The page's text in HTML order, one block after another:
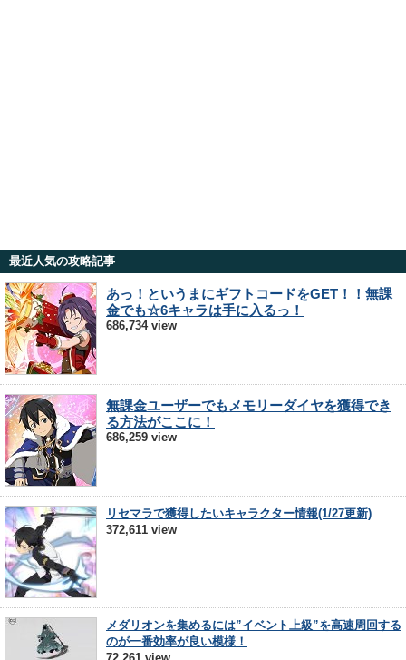
最近人気の攻略記事
あっ！というまにギフトコードをGET！！無課
金でも☆6キャラは手に入るっ！
686,734 view
無課金ユーザーでもメモリーダイヤを獲得でき
る方法がここに！
686,259 view
リセマラで獲得したいキャラクター情報(1/27更新)
372,611 view
メダリオンを集めるには”イベント上級”を高速周回する
のが一番効率が良い模様！